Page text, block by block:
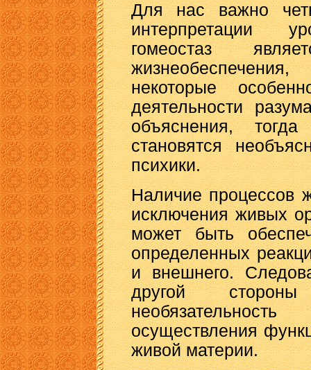
Для нас важно
интерпретации
гомеостаз
некоторые
деятельности
объяснения,
становятся
психики.
Наличие процессов
исключения живых
может быть
определенных
и внешнего.
другой
осуществления
живой материи.